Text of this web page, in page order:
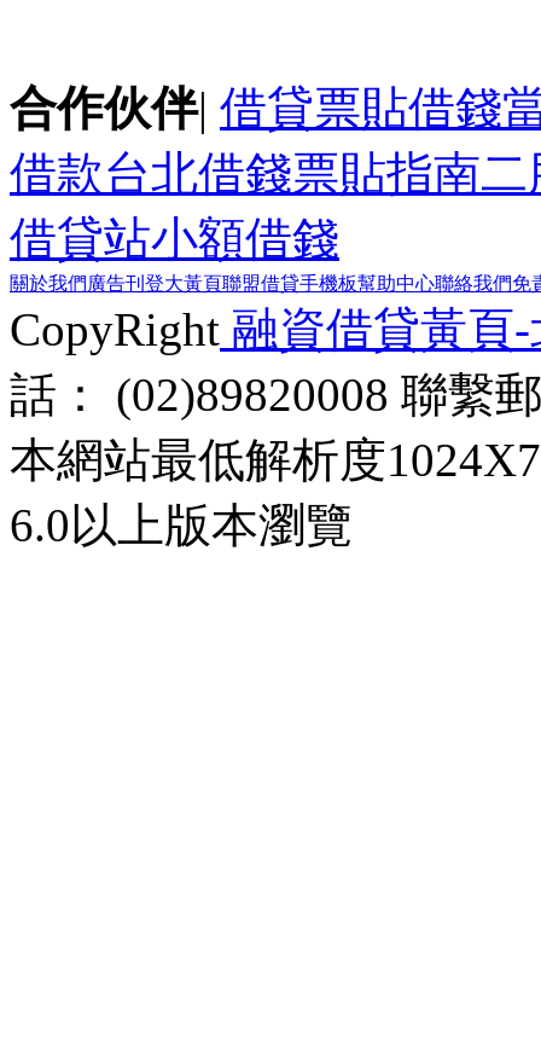
合作伙伴| 借貸票貼借錢
借款台北借錢票貼指南二
借貸站小額借錢
關於我們 廣告刊登大黃頁聯盟借貸手機板幫助中心聯絡我們免
CopyRight 融資借貸黃頁
話： (02)89820008 聯繫
本網站最低解析度
6.0以上版本瀏覽